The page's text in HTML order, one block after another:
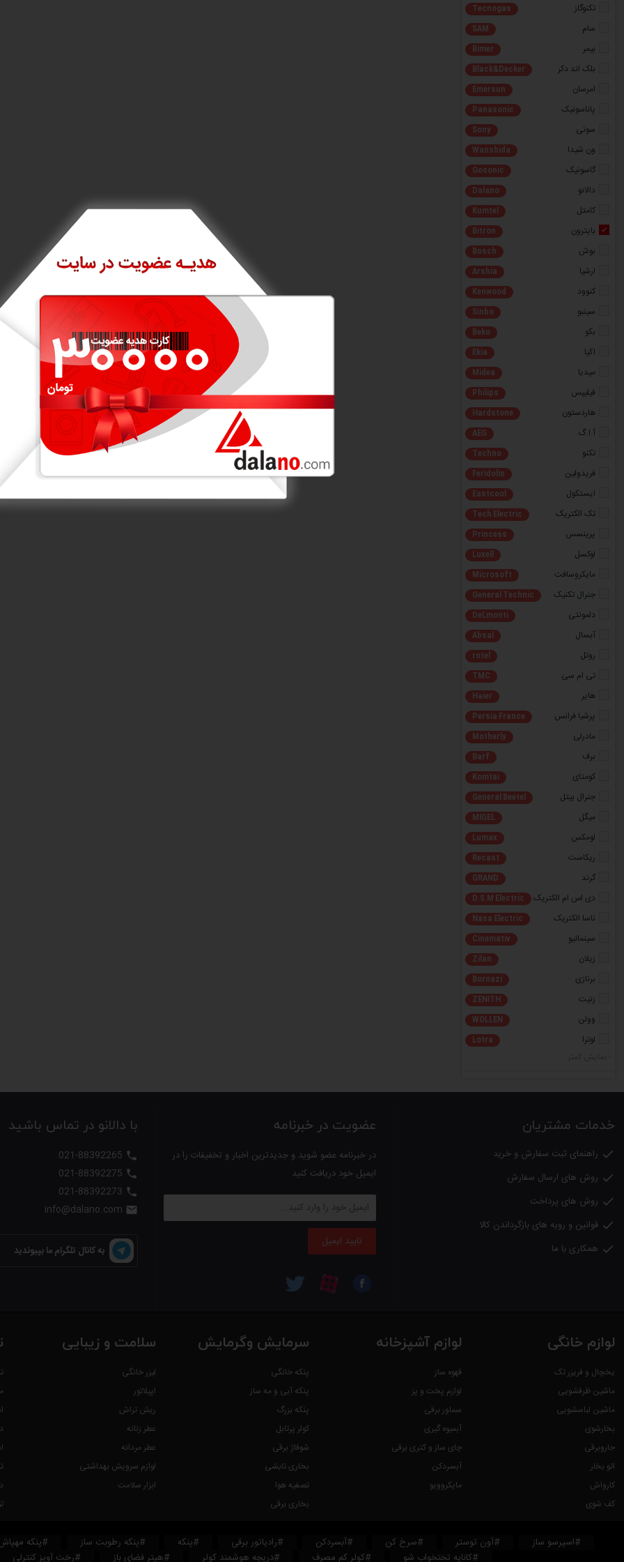
تکنوگاز Tecnogas
سام SAM
بیمر Bimer
بلک ‌اند‌‌‌ دکر Black&Decker
امرسان Emersun
پاناسونیک Panasonic
سونی Sony
ون شیدا Wanshida
گاسونیک Gosonic
دالانو Dalano
کامتل Kumtel
بایترون Bitron
بوش Bosch
ارشیا Arshia
کنوود Kenwood
سینبو Sinbo
بکو Beko
اکیا Ekia
میدیا Midea
فیلیپس Philips
هاردستون Hardstone
آ.ا.گ AEG
تکنو Techno
فریدولین Feridolin
ایستکول Eastcool
تک الکتریک Tech Electric
پرینسس Princess
لوکسل Luxell
مایکروسافت Microsoft
جنرال تکنیک General Technic
دلمونتی DeLmonti
آبسال Absal
روتل rotel
تی ام سی TMC
هایر Haier
پرشیا فرانس Persia France
مادرلی Motherly
برف Barf
کومتای Komtai
جنرال بیتل General Beetel
میگل MIGEL
لومکس Lumax
ریکاست Recast
گرند GRAND
دی اس ام الکتریک D.S.M Electric
ناسا الکتریک Nasa Electric
سینماتیو Cinemativ
زیلان Zilan
برنازی Bornazi
زنیت ZENITH
وولن WOLLEN
لوترا Lotra
خدمات مشتریان
 راهنمای ثبت سفارش و خرید
 روش های ارسال سفارش
 روش های پرداخت
 قوانین و رویه های بازگرداندن کالا
 همکاری با ما
عضویت در خبرنامه
در خبرنامه عضو شوید و جدیدترین اخبار و تخفیفات را در
ایمیل خود دریافت کنید
تایید ایمیل
با دالانو در تماس باشید




به کانال تلگرام ما بپیوندید
لوازم خانگی
یخچال و فریزر تک
ماشین ظرفشویی
ماشین لباسشویی
بخارشوی
جاروبرقی
اتو بخار
کارواش
کف شوی
لوازم آشپزخانه
قهوه ساز
لوازم پخت و پز
سماور برقی
آبمیوه گیری
چای ساز و کتری برقی
آبسردکن
مایکروویو
سرمایش وگرمایش
پنکه خانگی
پنکه آبی و مه ساز
پنکه بزرگ
کولر پرتابل
شوفاژ برقی
بخاری تابشی
تصفیه هوا
بخاری برقی
سلامت و زیبایی
لیزر خانگی
اپیلاتور
ریش تراش
عطر زنانه
عطر مردانه
لوازم سرویش بهداشتی
ابزار سلامت
#اسپرسو ساز #آون توستر #سرخ کن #آبسردکن #رادیاتور برقی #پنکه #پنکه رطوبت ساز
#پنکه
#کاناپه تختخواب شو
#کولر کم مصرف #دریچه هوشمند کولر #هیتر فضای باز #رخت آویز کنترلی